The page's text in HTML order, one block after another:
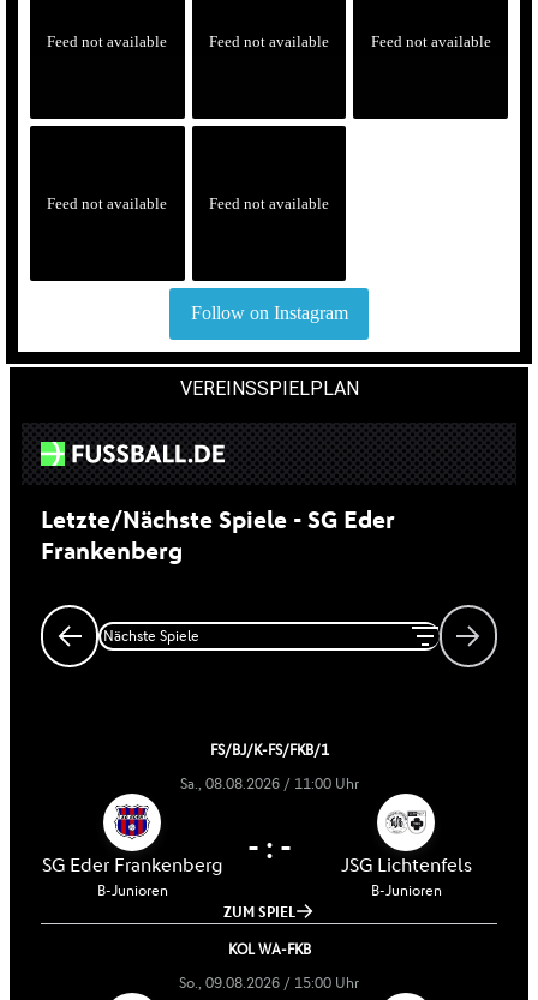
Feed not available Feed not available Feed not available
Feed not available Feed not available
Follow on Instagram
VEREINSSPIELPLAN